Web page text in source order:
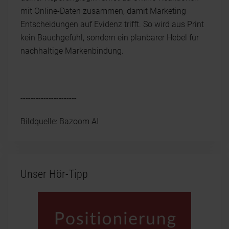
mit Online-Daten zusammen, damit Marketing
Entscheidungen auf Evidenz trifft. So wird aus Print
kein Bauchgefühl, sondern ein planbarer Hebel für
nachhaltige Markenbindung.
----------------------
Bildquelle: Bazoom AI
Unser Hör-Tipp